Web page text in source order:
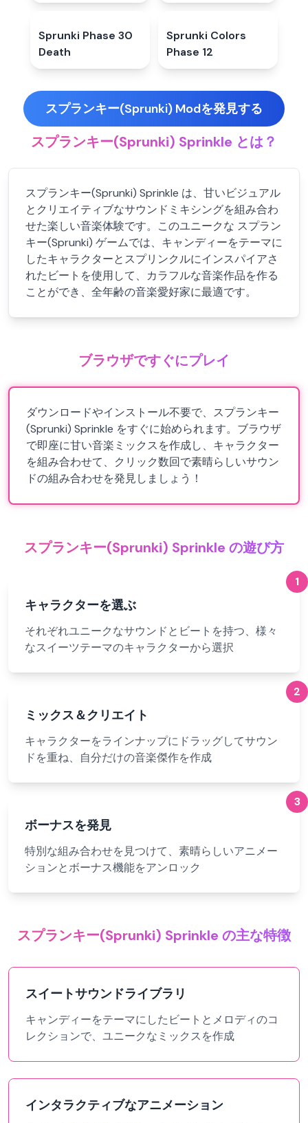
4.4★
Sprunki Phase 30
Death
4.9
Sprunki Colors
Phase 12
スプランキー(Sprunki) Modを発見する
スプランキー(Sprunki) Sprinkle とは？
スプランキー(Sprunki) Sprinkle は、甘いビジュアル
とクリエイティブなサウンドミキシングを組み合わ
せた楽しい音楽体験です。このユニークな スプラン
キー(Sprunki) ゲームでは、キャンディーをテーマに
したキャラクターとスプリンクルにインスパイアさ
れたビートを使用して、カラフルな音楽作品を作る
ことができ、全年齢の音楽愛好家に最適です。
ブラウザですぐにプレイ
ダウンロードやインストール不要で、スプランキー
(Sprunki) Sprinkle をすぐに始められます。ブラウザ
で即座に甘い音楽ミックスを作成し、キャラクター
を組み合わせて、クリック数回で素晴らしいサウン
ドの組み合わせを発見しましょう！
スプランキー(Sprunki) Sprinkle の遊び方
1
キャラクターを選ぶ
それぞれユニークなサウンドとビートを持つ、様々
なスイーツテーマのキャラクターから選択
2
ミックス＆クリエイト
キャラクターをラインナップにドラッグしてサウン
ドを重ね、自分だけの音楽傑作を作成
3
ボーナスを発見
特別な組み合わせを見つけて、素晴らしいアニメー
ションとボーナス機能をアンロック
スプランキー(Sprunki) Sprinkle の主な特徴
スイートサウンドライブラリ
キャンディーをテーマにしたビートとメロディのコ
レクションで、ユニークなミックスを作成
インタラクティブなアニメーション